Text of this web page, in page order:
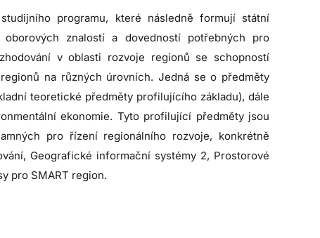
programu, které následně formují státní
znalostí a dovedností potřebných pro
v oblasti rozvoje regionů se schopností
na různých úrovních. Jedná se o předměty
teoretické předměty profilujícího základu), dále
ekonomie. Tyto profilující předměty jsou
pro řízení regionálního rozvoje, konkrétně
Geografické informační systémy 2, Prostorové
pro SMART region.